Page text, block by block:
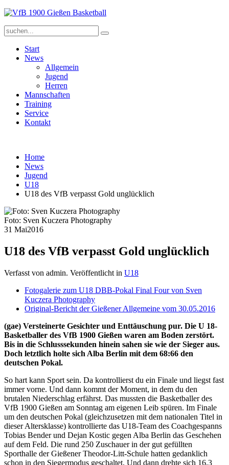
Start
News
Allgemein
Jugend
Herren
Mannschaften
Training
Service
Kontakt
Home
News
Jugend
U18
U18 des VfB verpasst Gold unglücklich
Foto: Sven Kuczera Photography
31 Mai2016
U18 des VfB verpasst Gold unglücklich
Verfasst von admin. Veröffentlicht in U18
Fotogalerie zum U18 DBB-Pokal Final Four von Sven
Kuczera Photography
Original-Bericht der Gießener Allgemeine vom 30.05.2016
(gae) Versteinerte Gesichter und Enttäuschung pur. Die U 18-
Basketballer des VfB 1900 Gießen waren am Boden zerstört.
Bis in die Schlusssekunden hinein sahen sie wie der Sieger aus.
Doch letztlich holte sich Alba Berlin mit dem 68:66 den
deutschen Pokal.
So hart kann Sport sein. Da kontrollierst du ein Finale und liegst fast
immer vorne. Und dann kommt der Moment, in dem du den
brutalen Niederschlag erfährst. Das mussten die Basketballer des
VfB 1900 Gießen am Sonntag am eigenen Leib spüren. Im Finale
um den deutschen Pokal (gleichzusetzen mit dem nationalen Titel in
dieser Altersklasse) kontrollierte das U18-Team des Coachgespanns
Tobias Bender und Dejan Kostic gegen Alba Berlin das Geschehen
auf dem Feld. Die rund 250 Zuschauer in der gut gefüllten
Sporthalle der Gießener Theodor-Litt-Schule hatten gedanklich
schon in den Siegermodus geschaltet. Und dann drehte sich 16,3